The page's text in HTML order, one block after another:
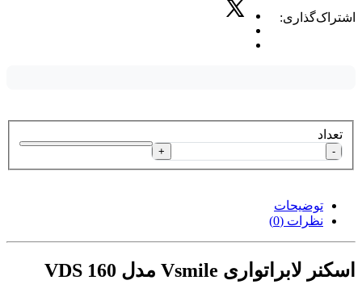
اشتراک‌گذاری:
تعداد
-
+
توضیحات
نظرات (0)
اسکنر لابراتواری Vsmile مدل VDS 160